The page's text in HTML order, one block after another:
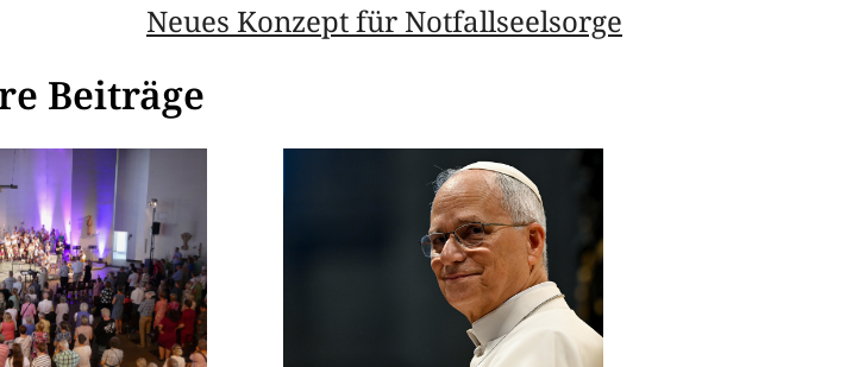
Neues Konzept für Notfallseelsorge
Beiträge